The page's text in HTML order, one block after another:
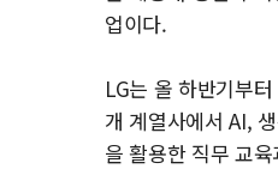
업이다.
LG는 올 하반기부
개 계열사에서 AI,
을 활용한 직무 교